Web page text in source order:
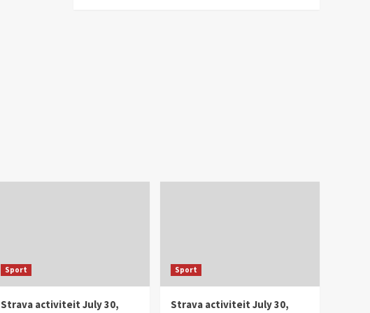
Sport
Strava activiteit July 30,
Sport
Strava activiteit July 30,